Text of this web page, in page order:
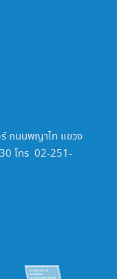
ร์ ถนนพญาไท แขวง
โทร 02-251-